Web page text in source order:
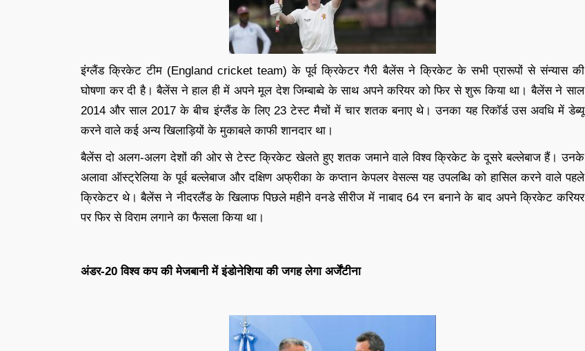
इंग्लैंड क्रिकेट टीम (England cricket team) के पूर्व क्रिकेटर गैरी बैलेंस ने क्रिकेट के सभी प्रारूपों से संन्यास की
घोषणा कर दी है। बैलेंस ने हाल ही में अपने मूल देश जिम्बाब्वे के साथ अपने करियर को फिर से शुरू किया था। बैलेंस ने साल
2014 और साल 2017 के बीच इंग्लैंड के लिए 23 टेस्ट मैचों में चार शतक बनाए थे। उनका यह रिकॉर्ड उस अवधि में डेब्यू
करने वाले कई अन्य खिलाड़ियों के मुकाबले काफी शानदार था।
बैलेंस दो अलग-अलग देशों की ओर से टेस्ट क्रिकेट खेलते हुए शतक जमाने वाले विश्व क्रिकेट के दूसरे बल्लेबाज हैं। उनके
अलावा ऑस्ट्रेलिया के पूर्व बल्लेबाज और दक्षिण अफ्रीका के कप्तान केपलर वेसल्स यह उपलब्धि को हासिल करने वाले पहले
क्रिकेटर थे। बैलेंस ने नीदरलैंड के खिलाफ पिछले महीने वनडे सीरीज में नाबाद 64 रन बनाने के बाद अपने क्रिकेट करियर
पर फिर से विराम लगाने का फैसला किया था।
अंडर-20 विश्व कप की मेजबानी में इंडोनेशिया की जगह लेगा अर्जेंटीना